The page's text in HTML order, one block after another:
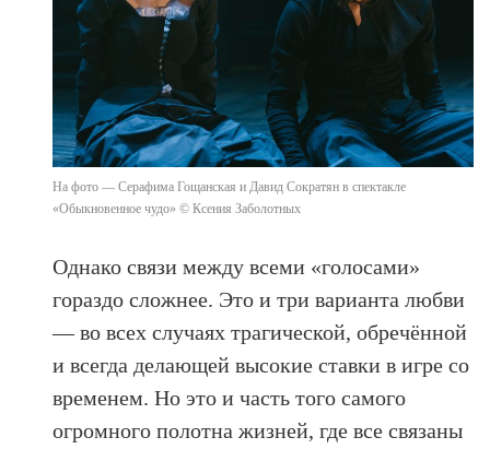
На фото — Серафима Гощанская и Давид Сократян в спектакле
«Обыкновенное чудо» © Ксения Заболотных
Однако связи между всеми «голосами»
гораздо сложнее. Это и три варианта любви
— во всех случаях трагической, обречённой
и всегда делающей высокие ставки в игре со
временем. Но это и часть того самого
огромного полотна жизней, где все связаны